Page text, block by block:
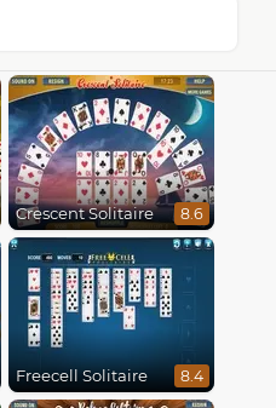
Crescent Solitaire 8.6
Freecell Solitaire 8.4